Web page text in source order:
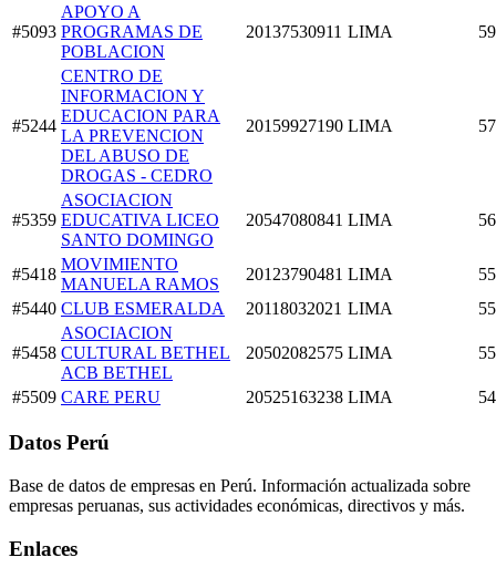
#5093
APOYO A
PROGRAMAS DE
POBLACION
20137530911 LIMA
#5244
CENTRO DE
INFORMACION Y
EDUCACION PARA
LA PREVENCION
DEL ABUSO DE
DROGAS - CEDRO
20159927190 LIMA
#5359
ASOCIACION
EDUCATIVA LICEO
SANTO DOMINGO
20547080841 LIMA
#5418
MOVIMIENTO
MANUELA RAMOS
20123790481 LIMA
#5440 CLUB ESMERALDA 20118032021 LIMA
#5458
ASOCIACION
CULTURAL BETHEL
ACB BETHEL
20502082575 LIMA
#5509 CARE PERU 20525163238 LIMA
Datos Perú
Base de datos de empresas en Perú. Información actualizada sobre
empresas peruanas, sus actividades económicas, directivos y más.
Enlaces